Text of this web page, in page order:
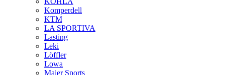
Komperdell
KTM
LA SPORTIVA
Lasting
Leki
Löffler
Lowa
Maier Sports